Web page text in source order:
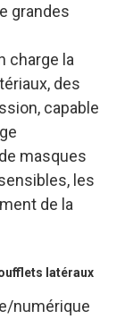
grandes
charge la
des
capable
masques
les
de la
latéraux
numérique